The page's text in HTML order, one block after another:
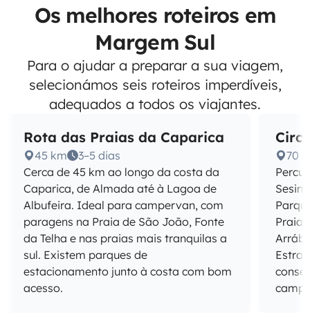
Os melhores roteiros em
Margem Sul
Para o ajudar a preparar a sua viagem,
selecionámos seis roteiros imperdíveis,
adequados a todos os viajantes.
Rota das Praias da Caparica
45 km
3–5 dias
Cerca de 45 km ao longo da costa da
Caparica, de Almada até à Lagoa de
Albufeira. Ideal para campervan, com
paragens na Praia de São João, Fonte
da Telha e nas praias mais tranquilas a
sul. Existem parques de
estacionamento junto à costa com bom
acesso.
70
Praia